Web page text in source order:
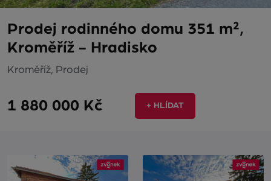
Prodej rodinného domu 351 m²,
Kroměříž - Hradisko
Kroměříž, Prodej
1 880 000 Kč + HLÍDAT